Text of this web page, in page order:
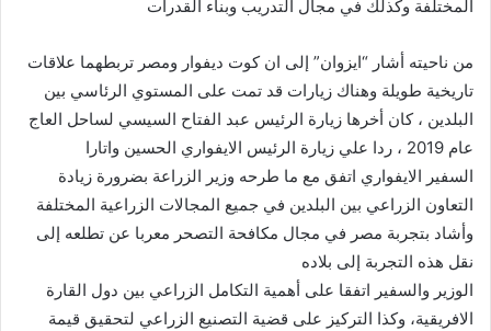
المختلفة وكذلك في مجال التدريب وبناء القدرات
من ناحيته أشار “ايزوان” إلى ان كوت ديفوار ومصر تربطهما علاقات
تاريخية طويلة وهناك زيارات قد تمت على المستوي الرئاسي بين
البلدين ، كان أخرها زيارة الرئيس عبد الفتاح السيسي لساحل العاج
عام 2019 ، ردا علي زيارة الرئيس الايفواري الحسين واتارا
السفير الايفواري اتفق مع ما طرحه وزير الزراعة بضرورة زيادة
التعاون الزراعي بين البلدين في جميع المجالات الزراعية المختلفة
وأشاد بتجربة مصر في مجال مكافحة التصحر معربا عن تطلعه إلى
نقل هذه التجربة إلى بلاده
الوزير والسفير اتفقا على أهمية التكامل الزراعي بين دول القارة
الافريقية، وكذا التركيز على قضية التصنيع الزراعي لتحقيق قيمة